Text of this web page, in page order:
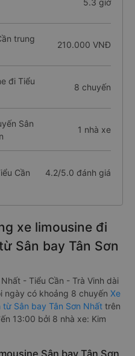
5.3 giờ
trung
210.000 VNĐ
đi Tiểu
8 chuyến
Sân
1 nhà xe
Cần 4.2/5.0 đánh giá
xe limousine đi
Sân bay Tân Sơn
- Tiểu Cần - Trà Vinh dài
ngày có khoảng 8 chuyến Xe
từ Sân bay Tân Sơn Nhất trên
13:00 bởi 8 nhà xe: Kim
Sân bay Tân Sơn